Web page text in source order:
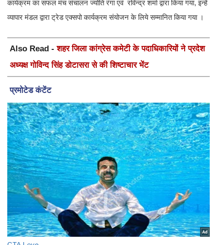
कार्यक्रम का सफल मंच संचालन ज्योति रंगा एवं रविन्द्र शर्मा द्वारा किया गया, इन्हें
व्यापार मंडल द्वारा ट्रेड एक्सपो कार्यक्रम संयोजन के लिये सम्मानित किया गया ।
Also Read -शहर जिला कांग्रेस कमेटी के पदाधिकारियों ने प्रदेश
अध्यक्ष गोविन्द सिंह डोटासरा से की शिष्टाचार भेंट